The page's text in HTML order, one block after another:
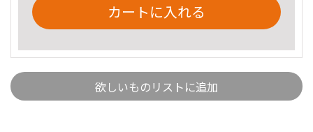
カートに入れる
欲しいものリストに追加